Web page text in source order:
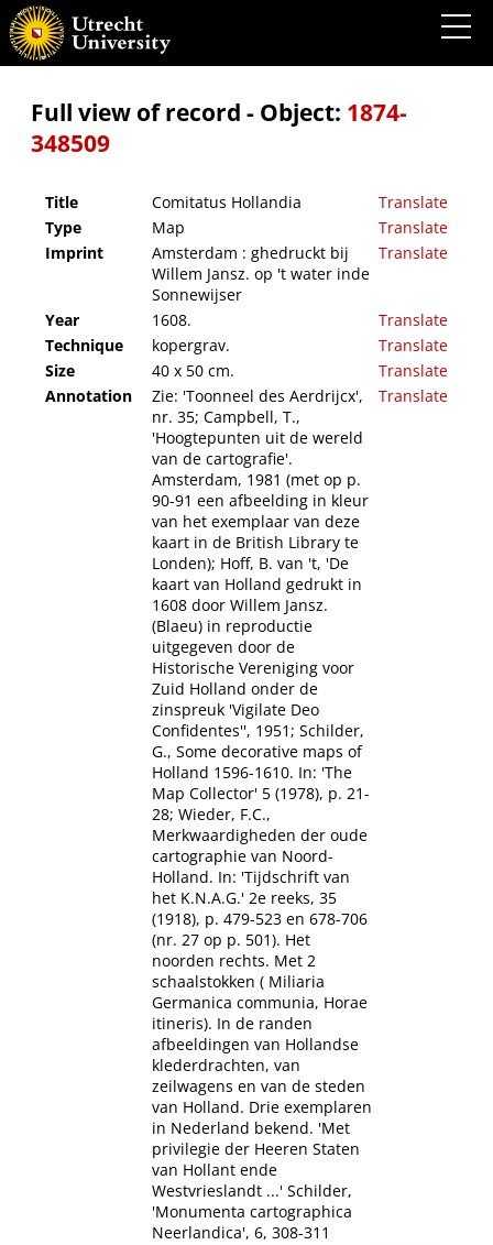
Comitatus Hollandia
Full view of record - Object: 1874-
348509
Title Comitatus Hollandia
Translate
Type
Map
Translate
Imprint
Amsterdam : ghedruckt bij
Willem Jansz. op 't water inde
Sonnewijser
Translate
Year 1608.
Translate
Technique
kopergrav.
Translate
Size
40 x 50 cm.
Translate
Annotation
Zie: 'Toonneel des Aerdrijcx',
nr. 35; Campbell, T.,
'Hoogtepunten uit de wereld
van de cartografie'.
Amsterdam, 1981 (met op p.
90-91 een afbeelding in kleur
van het exemplaar van deze
kaart in de British Library te
Londen); Hoff, B. van 't, 'De
kaart van Holland gedrukt in
1608 door Willem Jansz.
(Blaeu) in reproductie
uitgegeven door de
Historische Vereniging voor
Zuid Holland onder de
zinspreuk 'Vigilate Deo
Confidentes'', 1951; Schilder,
G., Some decorative maps of
Holland 1596-1610. In: 'The
Map Collector' 5 (1978), p. 21-
28; Wieder, F.C.,
Merkwaardigheden der oude
cartographie van Noord-
Holland. In: 'Tijdschrift van
het K.N.A.G.' 2e reeks, 35
(1918), p. 479-523 en 678-706
(nr. 27 op p. 501). Het
noorden rechts. Met 2
schaalstokken ( Miliaria
Germanica communia, Horae
itineris). In de randen
afbeeldingen van Hollandse
klederdrachten, van
zeilwagens en van de steden
van Holland. Drie exemplaren
in Nederland bekend. 'Met
privilegie der Heeren Staten
van Hollant ende
Westvrieslandt ...' Schilder,
'Monumenta cartographica
Neerlandica', 6, 308-311
Translate